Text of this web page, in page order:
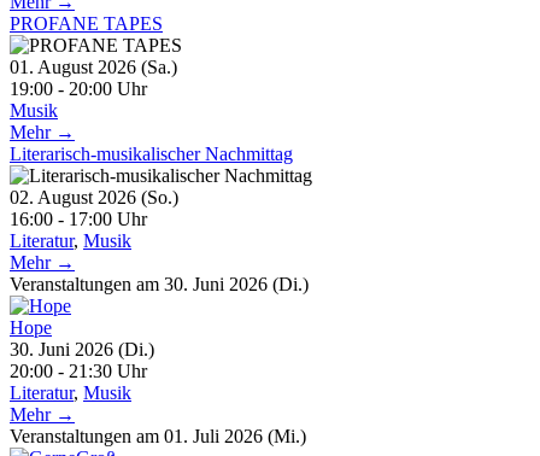
PROFANE TAPES
01. August 2026 (Sa.)
19:00 - 20:00 Uhr
Musik
Mehr →
Literarisch-musikalischer Nachmittag
02. August 2026 (So.)
16:00 - 17:00 Uhr
Literatur, Musik
Mehr →
Veranstaltungen am 30. Juni 2026 (Di.)
Hope
30. Juni 2026 (Di.)
20:00 - 21:30 Uhr
Literatur, Musik
Mehr →
Veranstaltungen am 01. Juli 2026 (Mi.)